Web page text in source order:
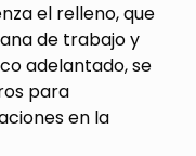
el relleno, que
de trabajo y
adelantado, se
para
en la